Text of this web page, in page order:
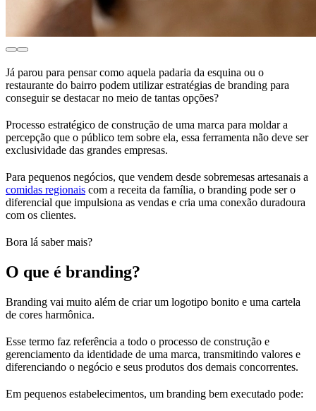
Já parou para pensar como aquela padaria da esquina ou o
restaurante do bairro podem utilizar estratégias de branding para
conseguir se destacar no meio de tantas opções?
Processo estratégico de construção de uma marca para moldar a
percepção que o público tem sobre ela, essa ferramenta não deve ser
exclusividade das grandes empresas.
Para pequenos negócios, que vendem desde sobremesas artesanais a
comidas regionais com a receita da família, o branding pode ser o
diferencial que impulsiona as vendas e cria uma conexão duradoura
com os clientes.
Bora lá saber mais?
O que é branding?
Branding vai muito além de criar um logotipo bonito e uma cartela
de cores harmônica.
Esse termo faz referência a todo o processo de construção e
gerenciamento da identidade de uma marca, transmitindo valores e
diferenciando o negócio e seus produtos dos demais concorrentes.
Em pequenos estabelecimentos, um branding bem executado pode: